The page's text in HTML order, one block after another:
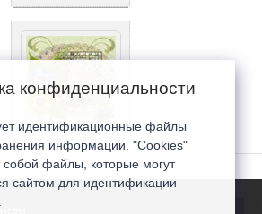
конфиденциальности
идентификационные файлы
информации. "Cookies"
собой файлы, которые могут
сайтом для идентификации